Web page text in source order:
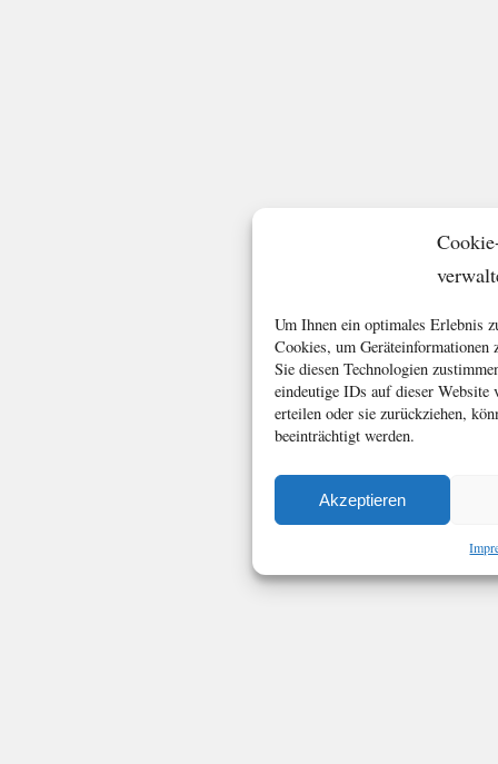
Um Ihnen ein optimales Erlebnis
Cookies, um Geräteinformationen
Sie diesen Technologien
eindeutige IDs auf dieser
erteilen oder sie zurückziehen,
beeinträchtigt werden.
Akzeptieren